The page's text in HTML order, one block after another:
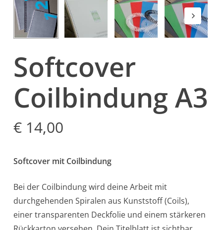
Softcover
Coilbindung A3
€14,00
Softcover mit Coilbindung
Bei der Coilbindung wird deine Arbeit mit
durchgehenden Spiralen aus Kunststoff (Coils),
einer transparenten Deckfolie und einem stärkeren